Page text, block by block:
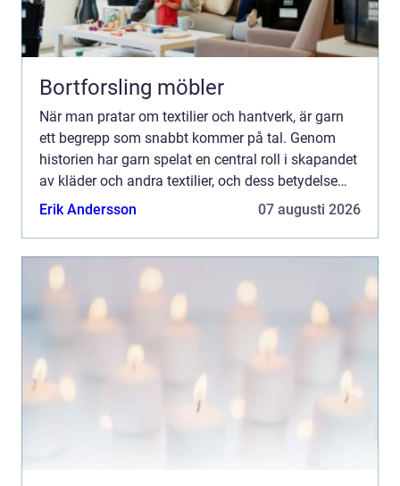
Bortforsling möbler
När man pratar om textilier och hantverk, är garn
ett begrepp som snabbt kommer på tal. Genom
historien har garn spelat en central roll i skapandet
av kläder och andra textilier, och dess betydelse
kvarstår än idag. De...
Erik Andersson 07 augusti 2026